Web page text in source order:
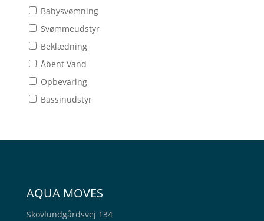
Babysvømning
Svømmeudstyr
Beklædning
Åbent Vand
Opbevaring
Bassinudstyr
AQUA MOVES
Skovlundgårdsvej 134